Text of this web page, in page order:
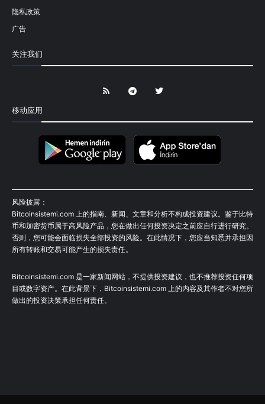
隐私政策
广告
关注我们
移动应用
风险披露：
Bitcoinsistemi.com 上的指南、新闻、文章和分析不构成投资建议。鉴于比特
币和加密货币属于高风险产品，您在做出任何投资决定之前应自行进行研究。
否则，您可能会面临损失全部投资的风险。在此情况下，您应当知悉并承担因
所有转账和交易可能产生的损失责任。
Bitcoinsistemi.com 是一家新闻网站，不提供投资建议，也不推荐投资任何项
目或数字资产。在此背景下，Bitcoinsistemi.com 上的内容及其作者不对您所
做出的投资决策承担任何责任。